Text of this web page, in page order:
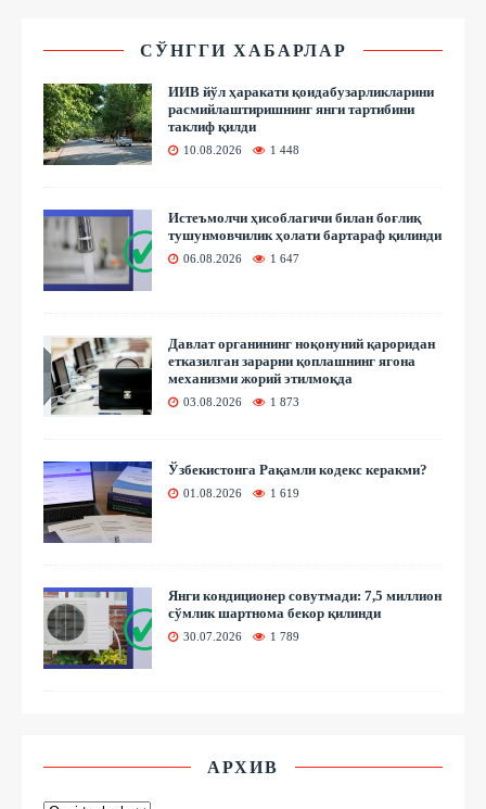
СЎНГГИ ХАБАРЛАР
ИИВ йўл ҳаракати қоидабузарликларини
расмийлаштиришнинг янги тартибини
таклиф қилди
10.08.2026 1 448
Истеъмолчи ҳисоблагичи билан боғлиқ
тушунмовчилик ҳолати бартараф қилинди
06.08.2026 1 647
Давлат органининг ноқонуний қароридан
етказилган зарарни қоплашнинг ягона
механизми жорий этилмоқда
03.08.2026 1 873
Ўзбекистонга Рақамли кодекс керакми?
01.08.2026 1 619
Янги кондиционер совутмади: 7,5 миллион
сўмлик шартнома бекор қилинди
30.07.2026 1 789
АРХИВ